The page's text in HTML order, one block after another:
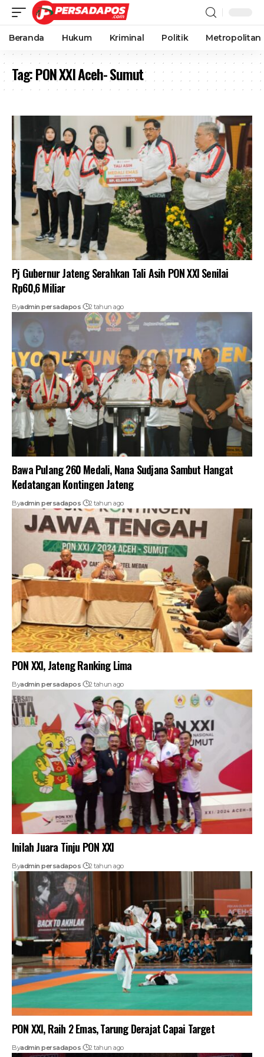
Beranda Hukum Kriminal Politik Metropolitan
Tag:PON XXI Aceh- Sumut
Pj Gubernur Jateng Serahkan Tali Asih PON XXI Senilai
Rp60,6 Miliar
Byadmin persadapos 2 tahun ago
Bawa Pulang 260 Medali, Nana Sudjana Sambut Hangat
Kedatangan Kontingen Jateng
Byadmin persadapos 2 tahun ago
PON XXI, Jateng Ranking Lima
Byadmin persadapos 2 tahun ago
Inilah Juara Tinju PON XXI
Byadmin persadapos 2 tahun ago
PON XXI, Raih 2 Emas, Tarung Derajat Capai Target
Byadmin persadapos 2 tahun ago